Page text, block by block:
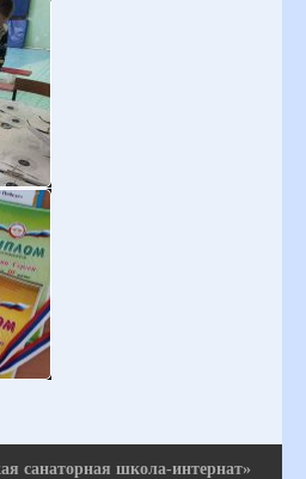
санаторная школа-интернат»